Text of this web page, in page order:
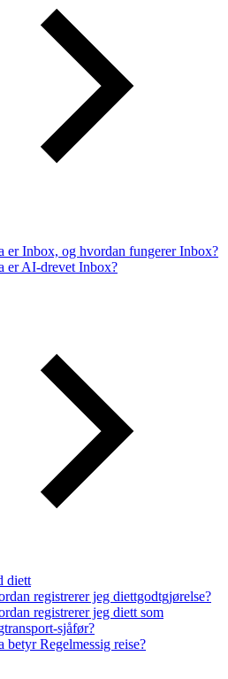
er Inbox, og hvordan fungerer Inbox?
er AI-drevet Inbox?
diett
registrerer jeg diettgodtgjørelse?
registrerer jeg diett som
sjåfør?
betyr Regelmessig reise?